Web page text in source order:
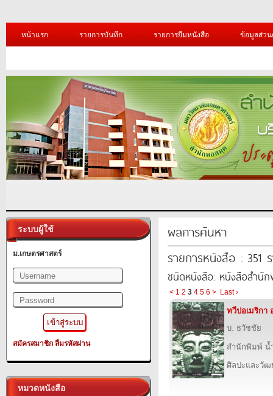
หน้าแรก รายการบันทึก รายการยืมหนังสือ ข้อมูลส่ว
ระบบผู้ใช้
ม.เกษตรศาสตร์
สมัครสมาชิก ลืมรหัสผ่าน
หมวดหนังสือ
ผลการค้นหา
รายการหนังสือ : 351
ชนิดหนังสือ: หนังสือสำนั
< 1 2 3 4 5 6 > Last ›
ทวีปอเมริกา
บ. ธวัชชัย
สำนักพิมพ์ น้
ศิลปะและวัฒ